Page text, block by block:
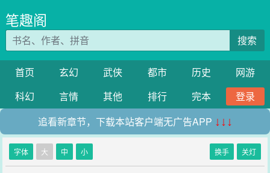
笔趣阁
搜索
首页 玄幻 武侠 都市 历史
网游
科幻
言情 其他 排行 完本
登录
追看新章节，下载本站客户端无广告APP ↓↓↓
字体 大 中 小 换手 关灯